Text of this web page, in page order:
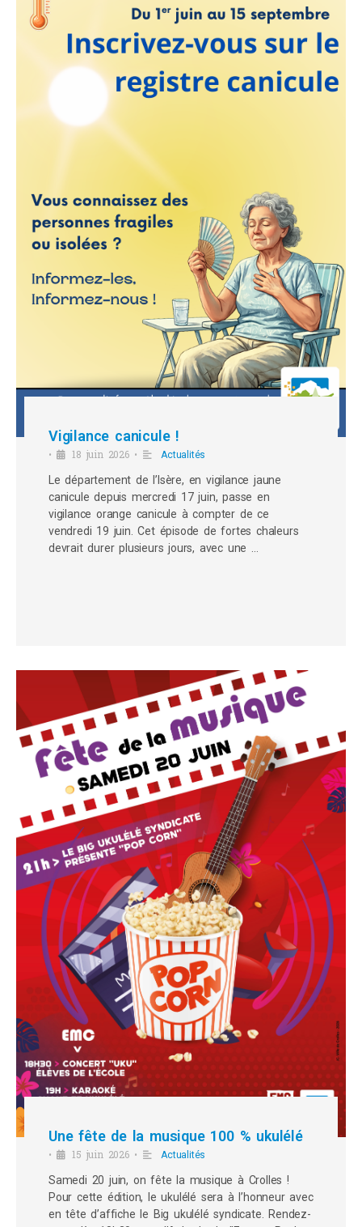
Vigilance canicule !
• 18 juin 2026 • Actualités
Le département de l’Isère, en vigilance jaune
canicule depuis mercredi 17 juin, passe en
vigilance orange canicule à compter de ce
vendredi 19 juin. Cet épisode de fortes chaleurs
devrait durer plusieurs jours, avec une …
Une fête de la musique 100 % ukulélé
• 15 juin 2026 • Actualités
Samedi 20 juin, on fête la musique à Crolles !
Pour cette édition, le ukulélé sera à l’honneur avec
en tête d’affiche le Big ukulélé syndicate. Rendez-